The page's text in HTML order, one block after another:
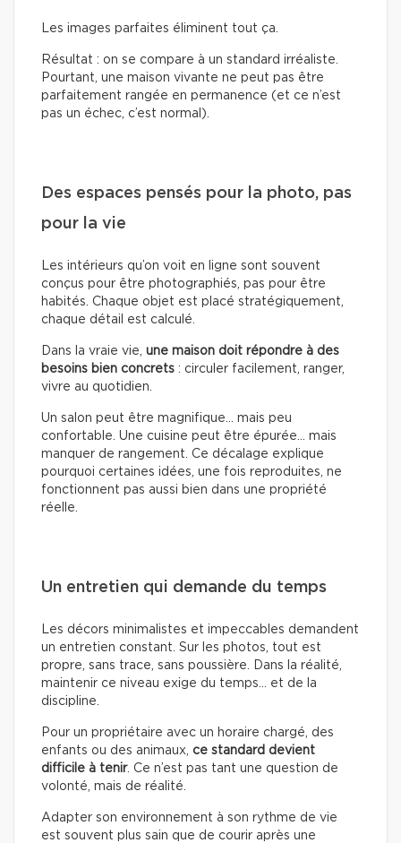
Les images parfaites éliminent tout ça.
Résultat : on se compare à un standard irréaliste.
Pourtant, une maison vivante ne peut pas être
parfaitement rangée en permanence (et ce n’est
pas un échec, c’est normal).
Des espaces pensés pour la photo, pas
pour la vie
Les intérieurs qu’on voit en ligne sont souvent
conçus pour être photographiés, pas pour être
habités. Chaque objet est placé stratégiquement,
chaque détail est calculé.
Dans la vraie vie, une maison doit répondre à des
besoins bien concrets : circuler facilement, ranger,
vivre au quotidien.
Un salon peut être magnifique… mais peu
confortable. Une cuisine peut être épurée… mais
manquer de rangement. Ce décalage explique
pourquoi certaines idées, une fois reproduites, ne
fonctionnent pas aussi bien dans une propriété
réelle.
Un entretien qui demande du temps
Les décors minimalistes et impeccables demandent
un entretien constant. Sur les photos, tout est
propre, sans trace, sans poussière. Dans la réalité,
maintenir ce niveau exige du temps… et de la
discipline.
Pour un propriétaire avec un horaire chargé, des
enfants ou des animaux, ce standard devient
difficile à tenir. Ce n’est pas tant une question de
volonté, mais de réalité.
Adapter son environnement à son rythme de vie
est souvent plus sain que de courir après une